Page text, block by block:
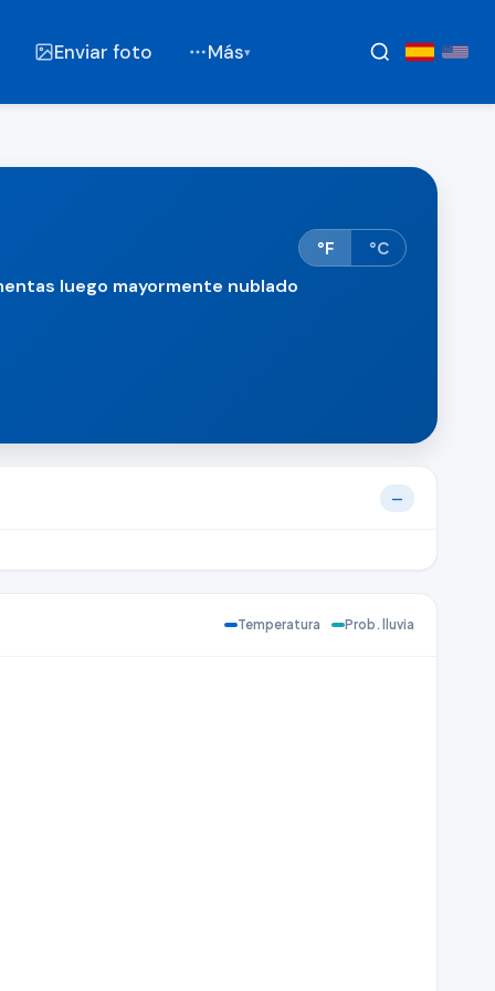
Enviar foto Más▾
luego mayormente nublado
°F °C
—
Temperatura Prob. lluvia